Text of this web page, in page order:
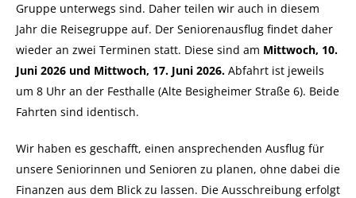
Gruppe unterwegs sind. Daher teilen wir auch in diesem
Jahr die Reisegruppe auf. Der Seniorenausflug findet daher
wieder an zwei Terminen statt. Diese sind am Mittwoch, 10.
Juni 2026 und Mittwoch, 17. Juni 2026. Abfahrt ist jeweils
um 8 Uhr an der Festhalle (Alte Besigheimer Straße 6). Beide
Fahrten sind identisch.
Wir haben es geschafft, einen ansprechenden Ausflug für
unsere Seniorinnen und Senioren zu planen, ohne dabei die
Finanzen aus dem Blick zu lassen. Die Ausschreibung erfolgt